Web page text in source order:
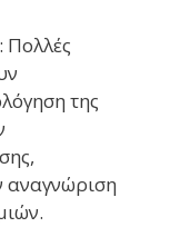
: Πολλές
της
αναγνώριση